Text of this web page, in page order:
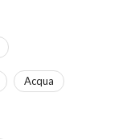
Acqua